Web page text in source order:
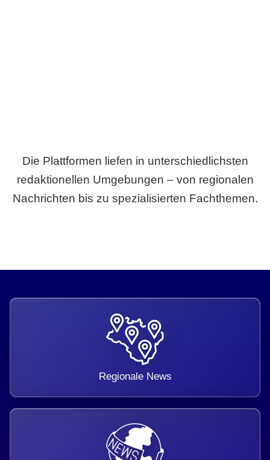
Die Plattformen liefen in unterschiedlichsten
redaktionellen Umgebungen – von regionalen
Nachrichten bis zu spezialisierten Fachthemen.
Regionale News